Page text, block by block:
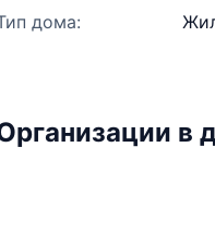
дома:
в